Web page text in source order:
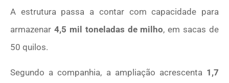
A estrutura passa a contar com capacidade para
armazenar 4,5 mil toneladas de milho, em sacas de
50 quilos.
Segundo a companhia, a ampliação acrescenta 1,7